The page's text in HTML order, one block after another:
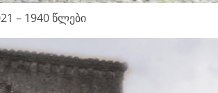
– 1940 წლები